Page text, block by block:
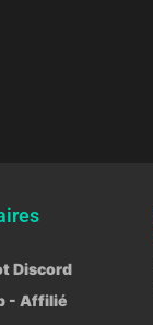
Discord
- Affilié